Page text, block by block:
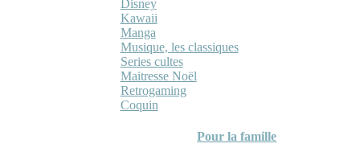
Disney
Kawaii
Manga
Musique, les classiques
Series cultes
Maitresse Noël
Retrogaming
Coquin
Pour la famille